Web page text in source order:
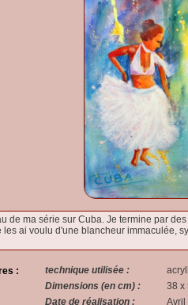
de ma série sur Cuba. Je termine par
les ai voulu d'une blancheur immaculée,
: technique utilisée :
Dimensions (en cm) :
38 x
Date de réalisation :
Avril